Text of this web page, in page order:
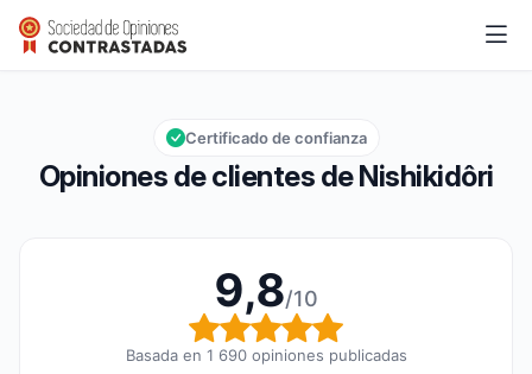
Nishikidôri
Calificación global: 9,8 de 10
9,8/10
Opiniones de clientes de Nishikidôri
Certificado de confianza
9,8/10
Calificación global: 9,8
Basada en 1 690 opiniones publicadas